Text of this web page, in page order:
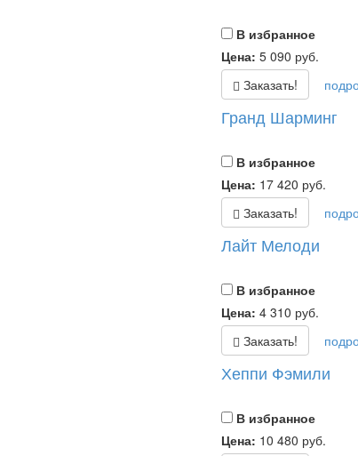
В избранное
Цена: 5 090 руб.
Заказать!
Гранд Шарминг
В избранное
Цена: 17 420 руб.
Заказать!
Лайт Мелоди
В избранное
Цена: 4 310 руб.
Заказать!
Хеппи Фэмили
В избранное
Цена: 10 480 руб.